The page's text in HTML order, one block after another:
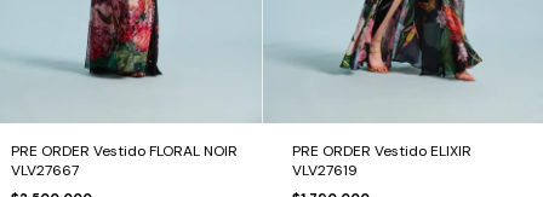
PRE ORDER Vestido FLORAL NOIR
VLV27667
PRE ORDER Vestido ELIXIR
VLV27619